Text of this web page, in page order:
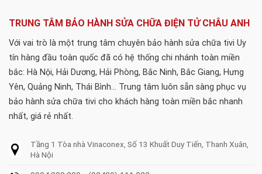
TRUNG TÂM BẢO HÀNH SỬA CHỮA ĐIỆN TỬ CHÂU ANH
Với vai trò là một trung tâm chuyên bảo hành sửa chữa tivi Uy
tín hàng đầu toàn quốc đã có hệ thống chi nhánh toàn miền
bắc: Hà Nội, Hải Dương, Hải Phòng, Bắc Ninh, Bắc Giang, Hưng
Yên, Quảng Ninh, Thái Bình... Trung tâm luôn sẵn sàng phục vụ
bảo hành sửa chữa tivi cho khách hàng toàn miền bắc nhanh
nhất, giá rẻ nhất.
Tầng 1 Tòa nhà Vinaconex, Số 13 Khuất Duy Tiến, Thanh Xuân,
Hà Nội